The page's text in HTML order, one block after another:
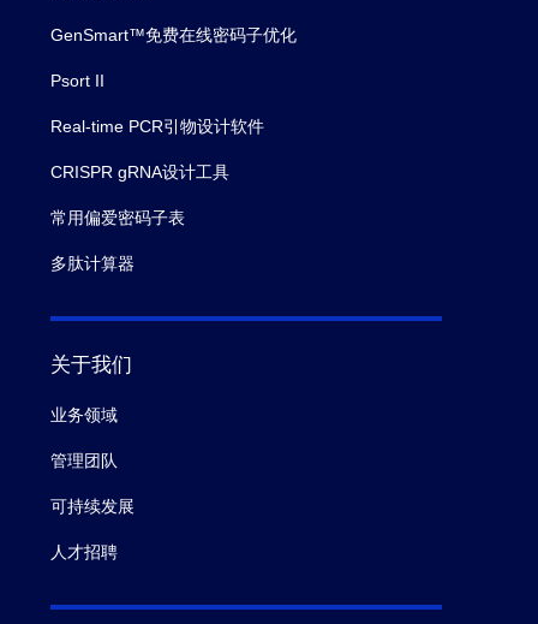
GenSmart™免费在线密码子优化
Psort II
Real-time PCR引物设计软件
CRISPR gRNA设计工具
常用偏爱密码子表
多肽计算器
关于我们
业务领域
管理团队
可持续发展
人才招聘